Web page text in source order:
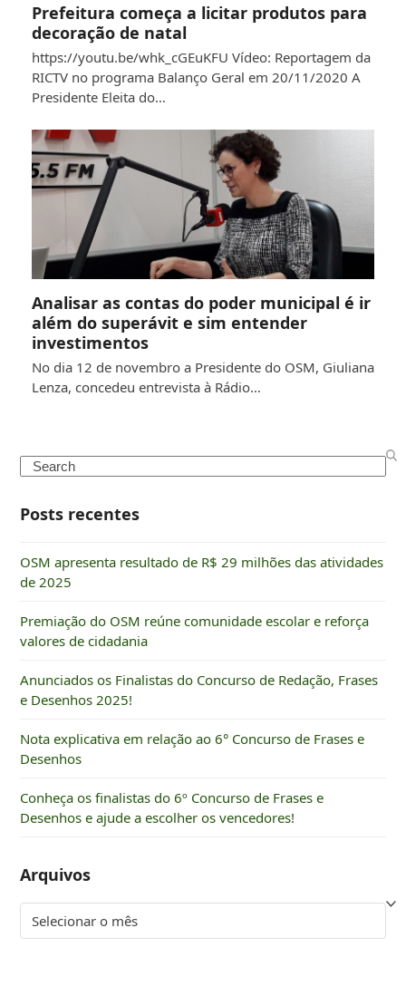
Prefeitura começa a licitar produtos para
decoração de natal
https://youtu.be/whk_cGEuKFU Vídeo: Reportagem da
RICTV no programa Balanço Geral em 20/11/2020 A
Presidente Eleita do…
Analisar as contas do poder municipal é ir
além do superávit e sim entender
investimentos
No dia 12 de novembro a Presidente do OSM, Giuliana
Lenza, concedeu entrevista à Rádio…
Search
Posts recentes
OSM apresenta resultado de R$ 29 milhões das atividades
de 2025
Premiação do OSM reúne comunidade escolar e reforça
valores de cidadania
Anunciados os Finalistas do Concurso de Redação, Frases
e Desenhos 2025!
Nota explicativa em relação ao 6° Concurso de Frases e
Desenhos
Conheça os finalistas do 6º Concurso de Frases e
Desenhos e ajude a escolher os vencedores!
Arquivos
Arquivos